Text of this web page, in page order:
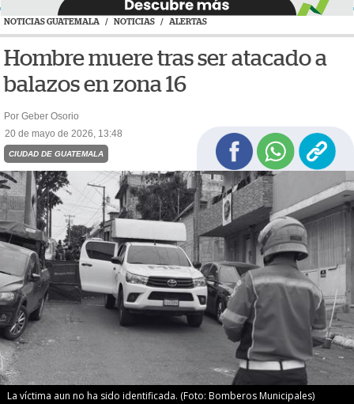
NOTICIAS GUATEMALA / NOTICIAS / ALERTAS
Hombre muere tras ser atacado a
balazos en zona 16
Por Geber Osorio
20 de mayo de 2026, 13:48
CIUDAD DE GUATEMALA
La víctima aun no ha sido identificada. (Foto: Bomberos Municipales)